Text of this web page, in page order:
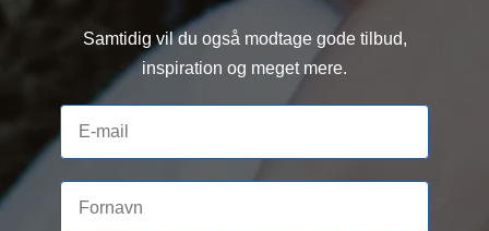
Samtidig vil du også modtage gode tilbud,
inspiration og meget mere.